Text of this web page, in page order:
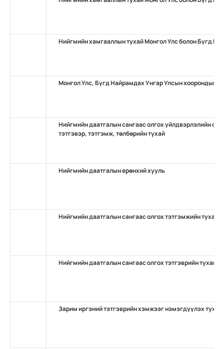
Нийгмийн хамгааллын тухай Монгол Улс болон Бүгд
Монгол Улс, Бүгд Найрамдах Унгар Улсын хоорондын
Нийгмийн даатгалын сангаас олгох үйлдвэрлэлийн
тэтгэвэр, тэтгэмж, төлбөрийн тухай
Нийгмийн даатгалын ерөнхий хууль
Нийгмийн даатгалын сангаас олгох тэтгэмжийн тухай
Нийгмийн даатгалын сангаас олгох тэтгэврийн тухай
Зарим иргэний тэтгэврийн хэмжээг нэмэгдүүлэх тухай